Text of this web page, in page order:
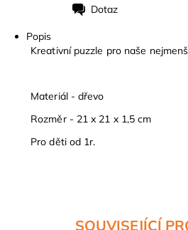
Dotaz
Popis
Kreativní puzzle pro naše
Materiál - dřevo
Rozměr - 21 x 21 x 1,5 cm
Pro děti od 1r.
SOUVISEJÍCÍ